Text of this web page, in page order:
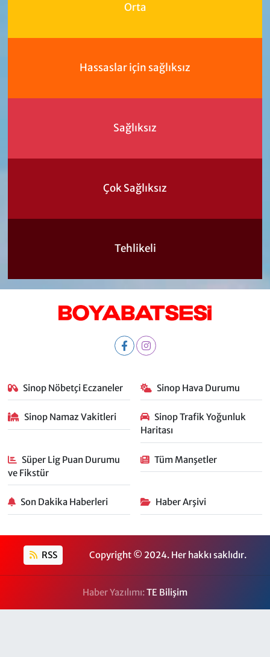
Orta
Hassaslar için sağlıksız
Sağlıksız
Çok Sağlıksız
Tehlikeli
Sinop Nöbetçi Eczaneler Sinop Hava Durumu
Sinop Namaz Vakitleri
Sinop Trafik Yoğunluk
Haritası
Süper Lig Puan Durumu
ve Fikstür
Tüm Manşetler
Son Dakika Haberleri Haber Arşivi
RSS Copyright © 2024. Her hakkı saklıdır.
Haber Yazılımı:TE Bilişim